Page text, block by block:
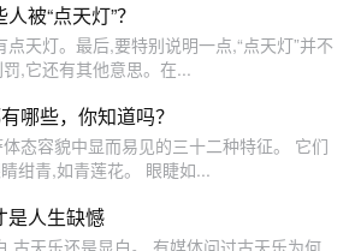
被“点天灯”？
天灯。最后,要特别说明一点,“点天灯”并不
,它还有其他意思。在...
哪些，你知道吗？
态容貌中显而易见的三十二种特征。 它们
绀青,如青莲花。 眼睫如...
是人生缺憾